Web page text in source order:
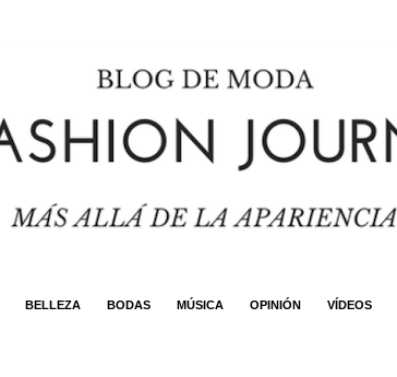
BELLEZA BODAS MÚSICA OPINIÓN VÍDEOS